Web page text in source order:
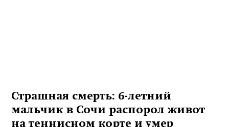
Страшная смерть: 6-летний
мальчик в Сочи распорол живот
на теннисном корте и умер